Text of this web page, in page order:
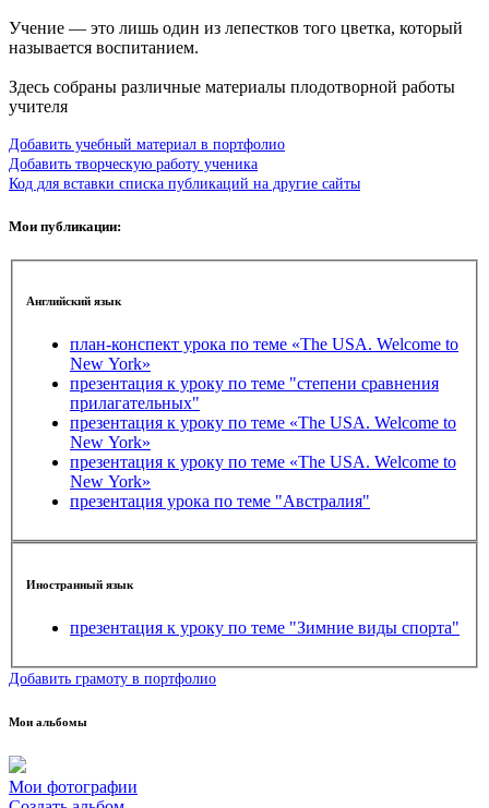
Учение — это лишь один из лепестков того цветка, который
называется воспитанием.
Здесь собраны различные материалы плодотворной работы
учителя
Добавить учебный материал в портфолио
Добавить творческую работу ученика
Код для вставки списка публикаций на другие сайты
Мои публикации:
Английский язык
план-конспект урока по теме «The USA. Welcome to
New York»
презентация к уроку по теме "степени сравнения
прилагательных"
презентация к уроку по теме «The USA. Welcome to
New York»
презентация к уроку по теме «The USA. Welcome to
New York»
презентация урока по теме "Австралия"
Иностранный язык
презентация к уроку по теме "Зимние виды спорта"
Добавить грамоту в портфолио
Мои альбомы
Мои фотографии